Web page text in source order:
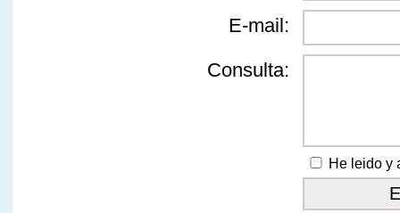
E-mail:
Consulta:
He leido y